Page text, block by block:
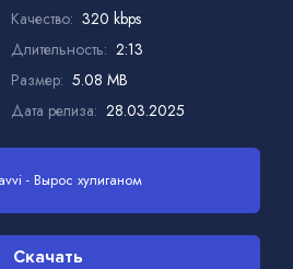
Качество: 320 kbps
Длительность: 2:13
Размер: 5.08 MB
Дата релиза: 28.03.2025
- Вырос хулиганом
Скачать